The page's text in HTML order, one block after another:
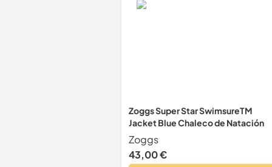
Zoggs Super Star SwimsureTM
Jacket Blue Chaleco de Natación
Zoggs
43,00 €